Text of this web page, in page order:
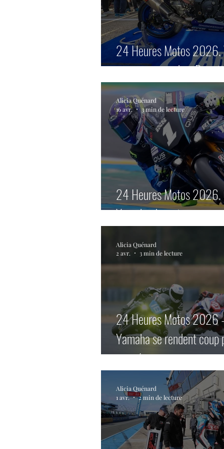
24 Heures Motos 2026.
nouveau record au
24 Heures Motos 2026.
Yamaha devant.
Alicia Quénard
16 avr.
3 min de lecture
24 Heures Motos 2026
Yamaha se rendent coup
journée.
Alicia Quénard
2 avr.
3 min de lecture
Alicia Quénard
1 avr.
2 min de lecture